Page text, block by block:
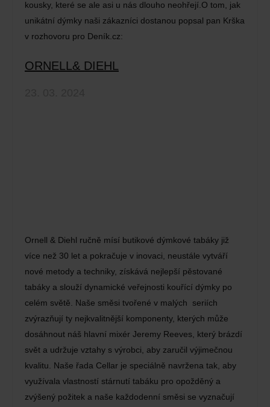
kousky, které se ale asi u nás dlouho neohřejí.O tom, jak
unikátní dýmky naši zákazníci dostanou popsal pan Krška
v rozhovoru pro Deník.cz:
ORNELL& DIEHL
Ornell & Diehl ručně mísí butikové dýmkové tabáky již
více než 30 let a pokračuje v inovaci, neustále vytváří
nové metody a techniky, získává nejlepší pěstované
tabáky a slouží dynamické veřejnosti kouřící dýmky po
celém světě. Naše směsi tvořené v malých seriích
zvýrazňují ty nejkvalitnější komponenty, kterých může
dosáhnout náš hlavní mixér Jeremy Reeves, který brázdí
svět a udržuje vztahy s výrobci, aby zaručil výjimečnou
kvalitu. Naše řada Cellar je speciálně navržena tak, aby
využívala vlastností stárnutí tabáku pro opožděný a
zvýšený požitek a naše každodenní směsi se vyznačují